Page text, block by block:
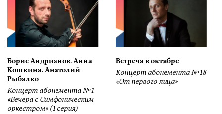
Борис Андрианов. Анна
Кошкина. Анатолий
Рыбалко
Концерт абонемента №1
«Вечера с Симфоническим
оркестром» (1 серия)
Встреча в октябре
Концерт абонемента №18
«От первого лица»